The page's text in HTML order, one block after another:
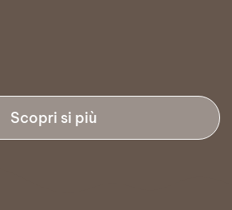
Scopri si più